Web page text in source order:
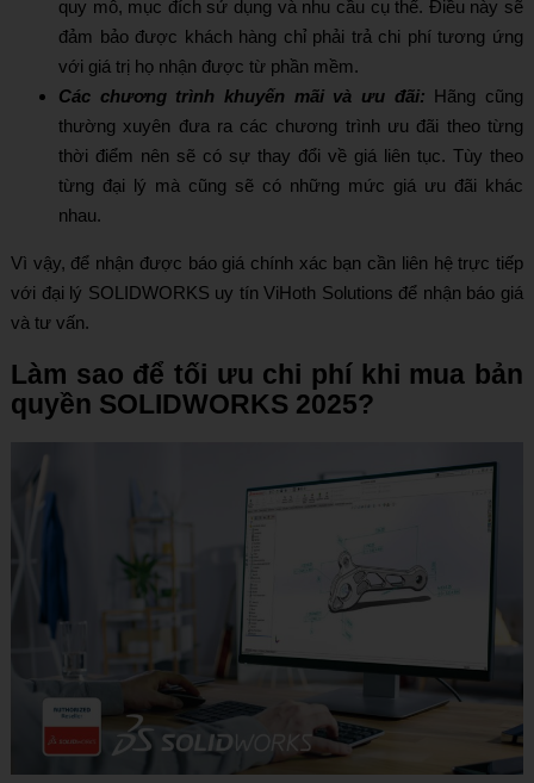
quy mô, mục đích sử dụng và nhu cầu cụ thể. Điều này sẽ
đảm bảo được khách hàng chỉ phải trả chi phí tương ứng
với giá trị họ nhận được từ phần mềm.
Các chương trình khuyến mãi và ưu đãi: Hãng cũng
thường xuyên đưa ra các chương trình ưu đãi theo từng
thời điểm nên sẽ có sự thay đổi về giá liên tục. Tùy theo
từng đại lý mà cũng sẽ có những mức giá ưu đãi khác
nhau.
Vì vậy, để nhận được báo giá chính xác bạn cần liên hệ trực tiếp
với đại lý SOLIDWORKS uy tín ViHoth Solutions để nhận báo giá
và tư vấn.
Làm sao để tối ưu chi phí khi mua bản
quyền SOLIDWORKS 2025?